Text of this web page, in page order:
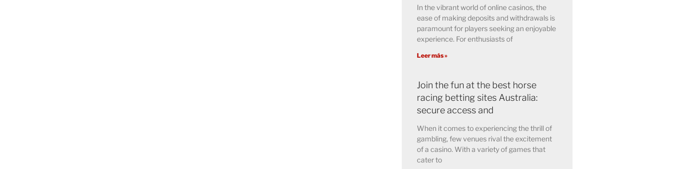
In the vibrant world of online casinos, the
ease of making deposits and withdrawals is
paramount for players seeking an enjoyable
experience. For enthusiasts of
Leer más »
Join the fun at the best horse
racing betting sites Australia:
secure access and
When it comes to experiencing the thrill of
gambling, few venues rival the excitement
of a casino. With a variety of games that
cater to